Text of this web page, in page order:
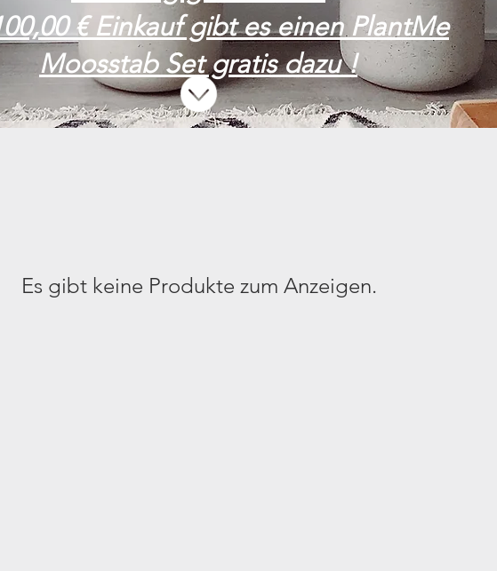
€ Einkauf gibt es einen PlantMe
Moosstab Set gratis dazu !
Es gibt keine Produkte zum Anzeigen.